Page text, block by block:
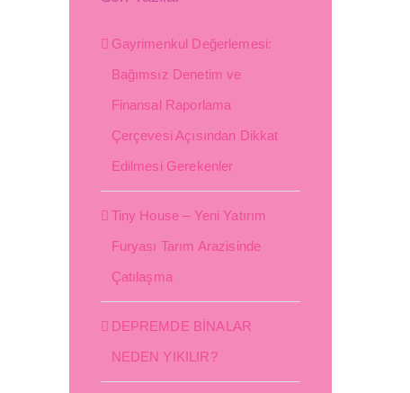
Gayrimenkul Değerlemesi:
Bağımsız Denetim ve
Finansal Raporlama
Çerçevesi Açısından Dikkat
Edilmesi Gerekenler
Tiny House – Yeni Yatırım
Furyası Tarım Arazisinde
Çatılaşma
DEPREMDE BİNALAR
NEDEN YIKILIR?